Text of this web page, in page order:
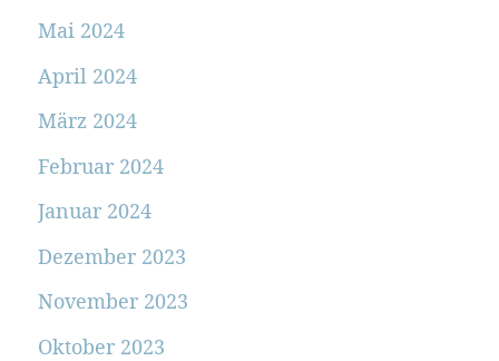
Mai 2024
April 2024
März 2024
Februar 2024
Januar 2024
Dezember 2023
November 2023
Oktober 2023